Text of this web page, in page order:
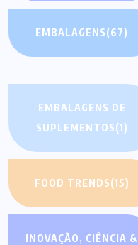
EMBALAGENS(67)
EMBALAGENS DE
SUPLEMENTOS(1)
FOOD TRENDS(15)
INOVAÇÃO, CIÊNCIA &